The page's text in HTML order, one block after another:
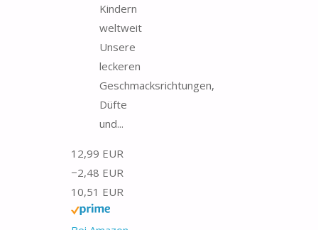
Kindern
weltweit
Unsere
leckeren
Geschmacksrichtungen,
Düfte
und...
12,99 EUR
−2,48 EUR
10,51 EUR